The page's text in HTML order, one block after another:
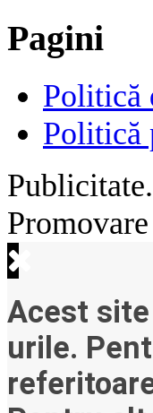
Pagini
Politică
Politică
Acest
urile.